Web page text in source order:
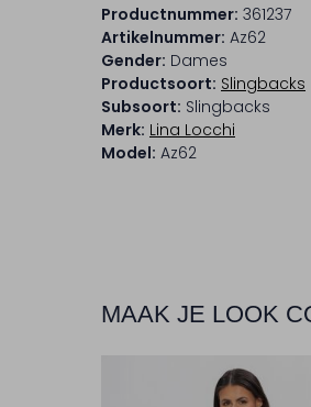
Productnummer: 361237
Artikelnummer: Az62
Gender: Dames
Productsoort: Slingbacks
Subsoort: Slingbacks
Merk: Lina Locchi
Model: Az62
MAAK JE LOOK